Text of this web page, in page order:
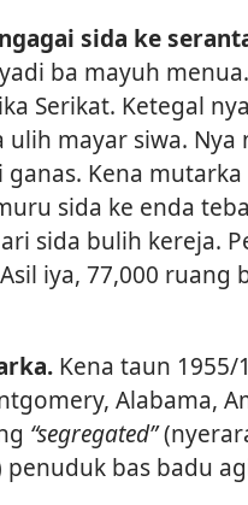
sida ke
ba mayuh
Serikat. Ketegal
mayar siwa.
Kena
sida ke enda
sida bulih kereja.
iya, 77,000
Kena taun 1955/
Alabama,
“segregated”
bas badu